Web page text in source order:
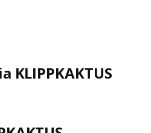
KLIPPKAKTUS